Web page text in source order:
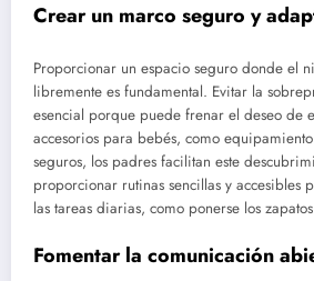
Crear un marco seguro y
Proporcionar un espacio seguro donde el
libremente es fundamental. Evitar la
esencial porque puede frenar el deseo de
accesorios para bebés, como
seguros, los padres facilitan este
proporcionar rutinas sencillas y accesibles
las tareas diarias, como ponerse los
Fomentar la comunicación